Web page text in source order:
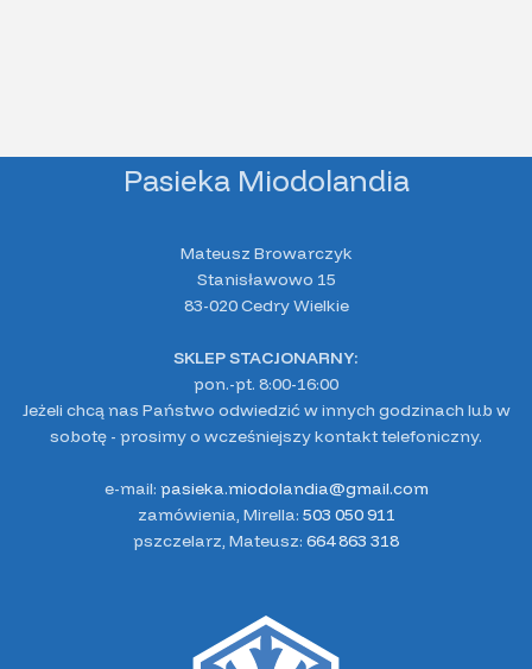
Pasieka Miodolandia
Mateusz Browarczyk
Stanisławowo 15
83-020 Cedry Wielkie
SKLEP STACJONARNY:
pon.-pt. 8:00-16:00
Jeżeli chcą nas Państwo odwiedzić w innych godzinach lub w
sobotę - prosimy o wcześniejszy kontakt telefoniczny.
e-mail: pasieka.miodolandia@gmail.com
zamówienia, Mirella: 503 050 911
pszczelarz, Mateusz: 664 863 318